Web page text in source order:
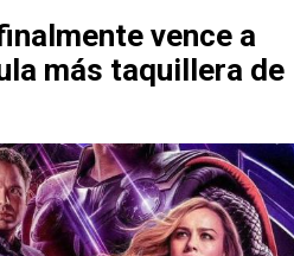
vence a
más taquillera de